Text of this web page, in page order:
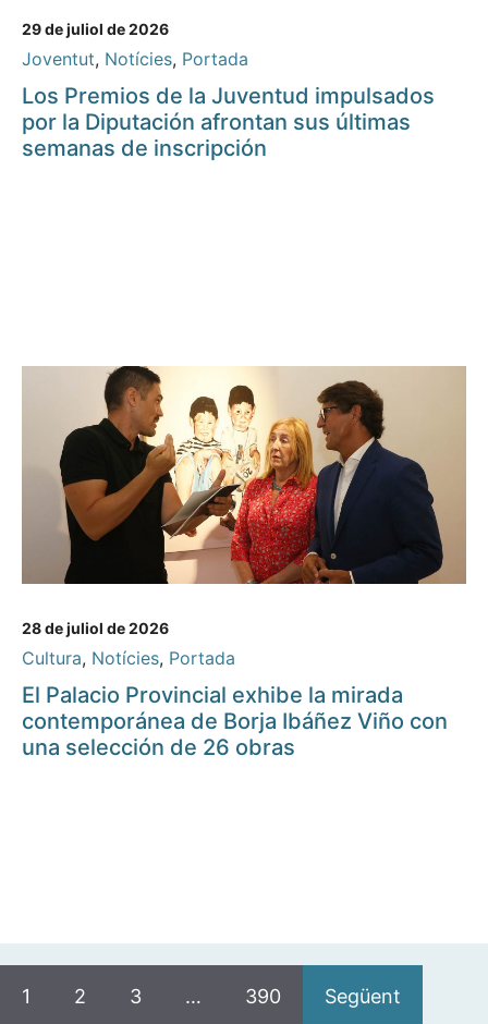
29 de juliol de 2026
Joventut, Notícies, Portada
Los Premios de la Juventud impulsados
por la Diputación afrontan sus últimas
semanas de inscripción
28 de juliol de 2026
Cultura, Notícies, Portada
El Palacio Provincial exhibe la mirada
contemporánea de Borja Ibáñez Viño con
una selección de 26 obras
1 2 3 … 390 Següent